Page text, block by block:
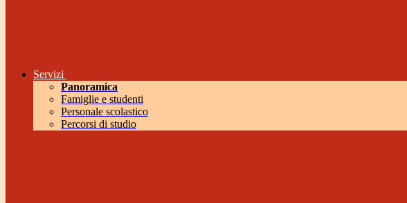
Servizi
Panoramica
Famiglie e studenti
Personale scolastico
Percorsi di studio